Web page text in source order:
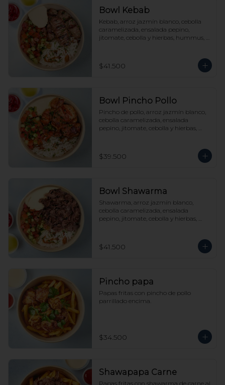
Bowl Kebab
Kebab, arroz jazmín blanco, cebolla
caramelizada, ensalada pepino,
jitomate, cebolla y hierbas, hummus,
$41.500
Bowl Pincho Pollo
Pincho de pollo, arroz jazmín blanco,
cebolla caramelizada, ensalada
pepino, jitomate, cebolla y hierbas,
$39.500
Bowl Shawarma
Shawarma, arroz jazmín blanco,
cebolla caramelizada, ensalada
pepino, jitomate, cebolla y hierbas,
$41.500
Pincho papa
Papas fritas con pincho de pollo
parrillado encima.
$34.500
Shawapapa Carne
Papas fritas con shawarma de carne al